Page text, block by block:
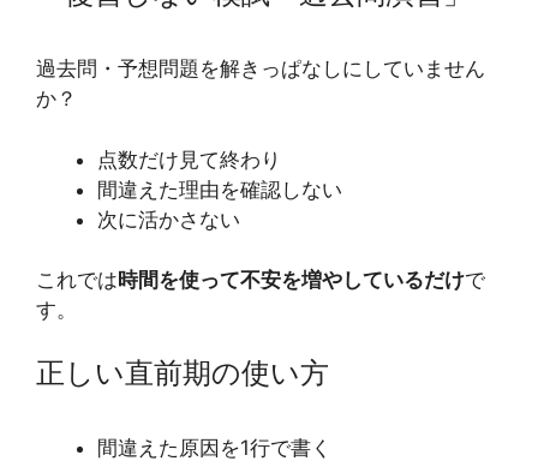
過去問・予想問題を解きっぱなしにしていません
か？
点数だけ見て終わり
間違えた理由を確認しない
次に活かさない
これでは時間を使って不安を増やしているだけで
す。
正しい直前期の使い方
間違えた原因を1行で書く